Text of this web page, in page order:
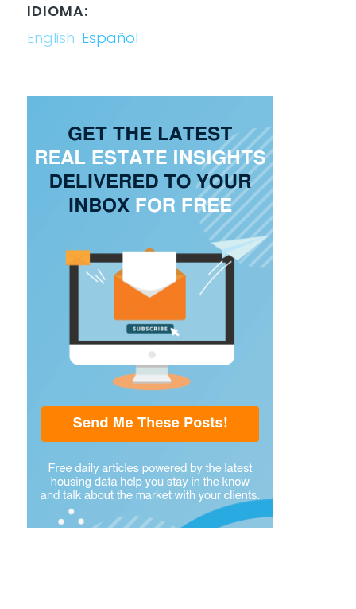
IDIOMA:
English Español